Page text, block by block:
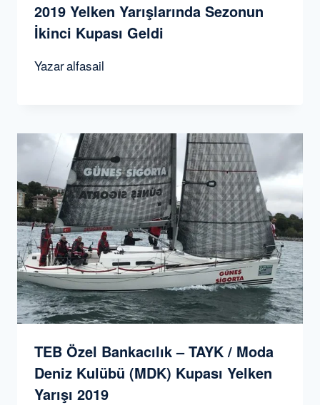
2019 Yelken Yarışlarında Sezonun
İkinci Kupası Geldi
Yazaralfasail
TEB Özel Bankacılık – TAYK / Moda
Deniz Kulübü (MDK) Kupası Yelken
Yarışı 2019